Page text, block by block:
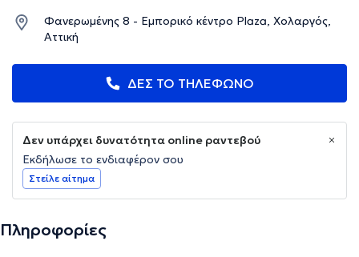
Φανερωμένης 8 - Εμπορικό κέντρο Plaza, Χολαργός,
Αττική
ΔΕΣ ΤΟ ΤΗΛΕΦΩΝΟ
Δεν υπάρχει δυνατότητα online ραντεβού
Εκδήλωσε το ενδιαφέρον σου
Στείλε αίτημα
Πληροφορίες